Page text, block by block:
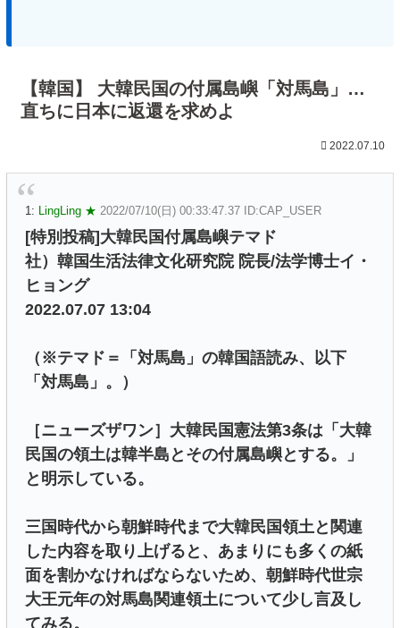
【韓国】 大韓民国の付属島嶼「対馬島」…
直ちに日本に返還を求めよ
2022.07.10
1: LingLing ★ 2022/07/10(日) 00:33:47.37 ID:CAP_USER
[特別投稿]大韓民国付属島嶼テマド
社）韓国生活法律文化研究院 院長/法学博士イ・
ヒョング
2022.07.07 13:04
（※テマド＝「対馬島」の韓国語読み、以下
「対馬島」。）
［ニューズザワン］大韓民国憲法第3条は「大韓
民国の領土は韓半島とその付属島嶼とする。」
と明示している。
三国時代から朝鮮時代まで大韓民国領土と関連
した内容を取り上げると、あまりにも多くの紙
面を割かなければならないため、朝鮮時代世宗
大王元年の対馬島関連領土について少し言及し
てみる。